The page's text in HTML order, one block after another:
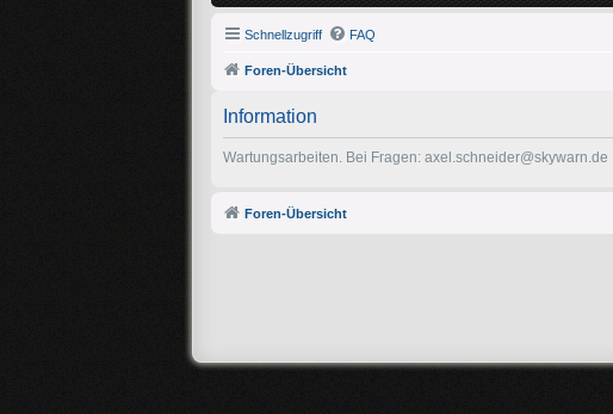
Schnellzugriff FAQ
Foren-Übersicht
Information
Wartungsarbeiten. Bei Fragen: axel.schneider@skywarn.de
Foren-Übersicht